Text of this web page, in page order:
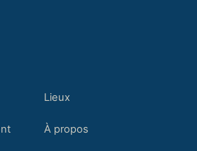
Lieux
À propos